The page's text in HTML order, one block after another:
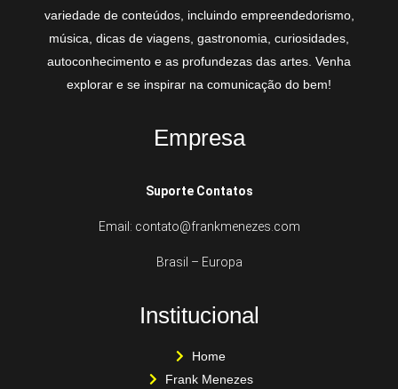
variedade de conteúdos, incluindo empreendedorismo,
música, dicas de viagens, gastronomia, curiosidades,
autoconhecimento e as profundezas das artes. Venha
explorar e se inspirar na comunicação do bem!
Empresa
Suporte Contatos
Email: contato@frankmenezes.com
Brasil – Europa
Institucional
Home
Frank Menezes